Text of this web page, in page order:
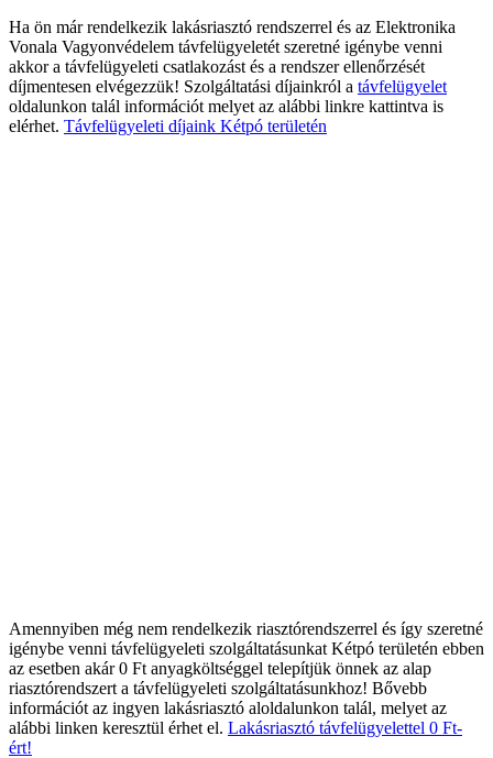
Ha ön már rendelkezik lakásriasztó rendszerrel és az Elektronika
Vonala Vagyonvédelem távfelügyeletét szeretné igénybe venni
akkor a távfelügyeleti csatlakozást és a rendszer ellenőrzését
díjmentesen elvégezzük! Szolgáltatási díjainkról a távfelügyelet
oldalunkon talál információt melyet az alábbi linkre kattintva is
elérhet. Távfelügyeleti díjaink Kétpó területén
Amennyiben még nem rendelkezik riasztórendszerrel és így szeretné
igénybe venni távfelügyeleti szolgáltatásunkat Kétpó területén ebben
az esetben akár 0 Ft anyagköltséggel telepítjük önnek az alap
riasztórendszert a távfelügyeleti szolgáltatásunkhoz! Bővebb
információt az ingyen lakásriasztó aloldalunkon talál, melyet az
alábbi linken keresztül érhet el. Lakásriasztó távfelügyelettel 0 Ft-
ért!